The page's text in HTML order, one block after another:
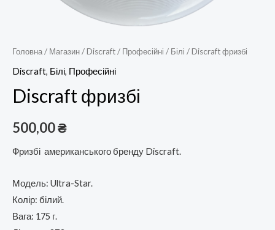
Головна/ Магазин/Discraft/ Професійні / Білі / Discraft фризбі
Discraft, Білі, Професійні
Discraft фризбі
500,00₴
Фризбі американського бренду Discraft.
Модель: Ultra-Star.
Колір: білий.
Вага: 175 г.